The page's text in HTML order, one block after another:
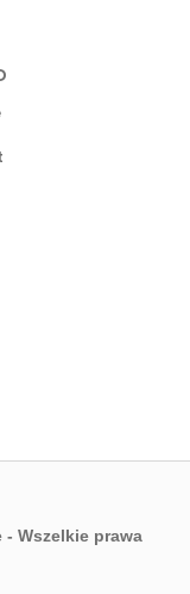
- Wszelkie prawa